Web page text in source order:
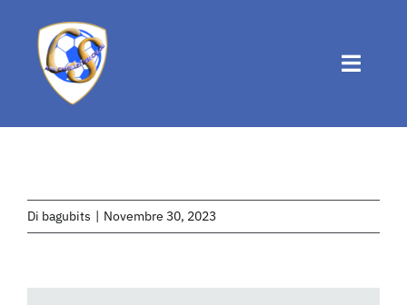
contenuto
Toggle
Chi siamo
Di bagubits | Novembre 30, 2023